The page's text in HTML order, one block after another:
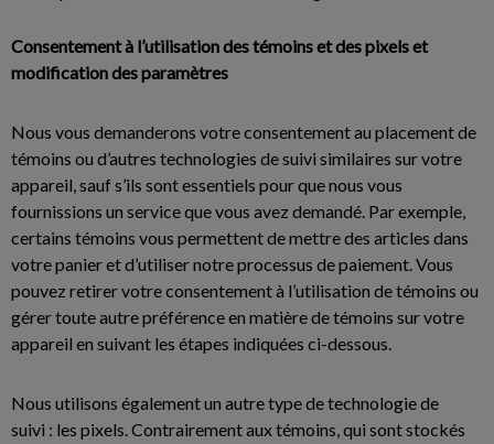
Consentement à l’utilisation des témoins et des pixels et
modification des paramètres
Nous vous demanderons votre consentement au placement de
témoins ou d’autres technologies de suivi similaires sur votre
appareil, sauf s’ils sont essentiels pour que nous vous
fournissions un service que vous avez demandé. Par exemple,
certains témoins vous permettent de mettre des articles dans
votre panier et d’utiliser notre processus de paiement. Vous
pouvez retirer votre consentement à l’utilisation de témoins ou
gérer toute autre préférence en matière de témoins sur votre
appareil en suivant les étapes indiquées ci-dessous.
Nous utilisons également un autre type de technologie de
suivi : les pixels. Contrairement aux témoins, qui sont stockés